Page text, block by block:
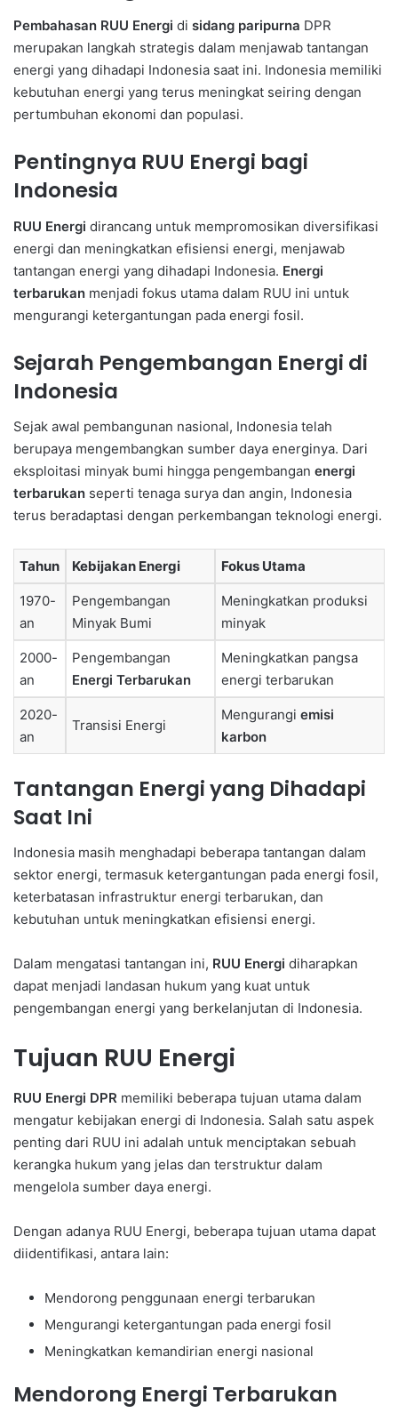
Pembahasan RUU Energi di sidang paripurna DPR
merupakan langkah strategis dalam menjawab tantangan
energi yang dihadapi Indonesia saat ini. Indonesia memiliki
kebutuhan energi yang terus meningkat seiring dengan
pertumbuhan ekonomi dan populasi.
Pentingnya RUU Energi bagi
Indonesia
RUU Energi dirancang untuk mempromosikan diversifikasi
energi dan meningkatkan efisiensi energi, menjawab
tantangan energi yang dihadapi Indonesia. Energi
terbarukan menjadi fokus utama dalam RUU ini untuk
mengurangi ketergantungan pada energi fosil.
Sejarah Pengembangan Energi di
Indonesia
Sejak awal pembangunan nasional, Indonesia telah
berupaya mengembangkan sumber daya energinya. Dari
eksploitasi minyak bumi hingga pengembangan energi
terbarukan seperti tenaga surya dan angin, Indonesia
terus beradaptasi dengan perkembangan teknologi energi.
Tahun Kebijakan Energi Fokus Utama
1970-
an
Pengembangan
Minyak Bumi
Meningkatkan produksi
minyak
2000-
an
Pengembangan
Energi Terbarukan
Meningkatkan pangsa
energi terbarukan
2020-
an
Transisi Energi
Mengurangi emisi
karbon
Tantangan Energi yang Dihadapi
Saat Ini
Indonesia masih menghadapi beberapa tantangan dalam
sektor energi, termasuk ketergantungan pada energi fosil,
keterbatasan infrastruktur energi terbarukan, dan
kebutuhan untuk meningkatkan efisiensi energi.
Dalam mengatasi tantangan ini, RUU Energi diharapkan
dapat menjadi landasan hukum yang kuat untuk
pengembangan energi yang berkelanjutan di Indonesia.
Tujuan RUU Energi
RUU Energi DPR memiliki beberapa tujuan utama dalam
mengatur kebijakan energi di Indonesia. Salah satu aspek
penting dari RUU ini adalah untuk menciptakan sebuah
kerangka hukum yang jelas dan terstruktur dalam
mengelola sumber daya energi.
Dengan adanya RUU Energi, beberapa tujuan utama dapat
diidentifikasi, antara lain:
Mendorong penggunaan energi terbarukan
Mengurangi ketergantungan pada energi fosil
Meningkatkan kemandirian energi nasional
Mendorong Energi Terbarukan